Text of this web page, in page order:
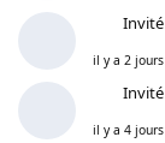
Invité
il y a 2 jours
Invité
il y a 4 jours